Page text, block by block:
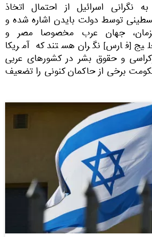
نگرانی اسرائیل از احتمال اتخاذ
توسط دولت بایدن اشاره شده و
جهان عرب مخصوصا مصر و
[فارس] نگران هستند که آمریکا
و حقوق بشر در کشورهای عربی
برخی از حاکمان کنونی را تضعیف